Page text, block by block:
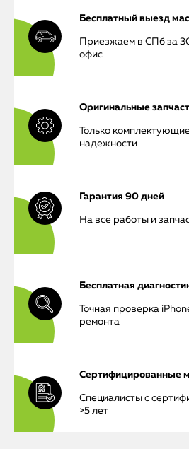
MacBook
Watch
Бесплатный выезд
Приезжаем в СПб за
офис
Оригинальные
Только
надежности
Гарантия 90 дней
На все работы и
Бесплатная
Точная проверка
ремонта
Сертифицированные
Специалисты с
>5 лет